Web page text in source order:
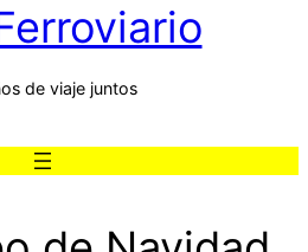
de viaje juntos